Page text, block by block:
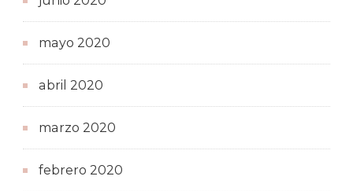
mayo 2020
abril 2020
marzo 2020
febrero 2020